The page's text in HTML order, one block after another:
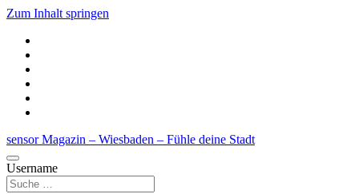
Zum Inhalt springen
sensor Magazin – Wiesbaden – Fühle deine Stadt
Username